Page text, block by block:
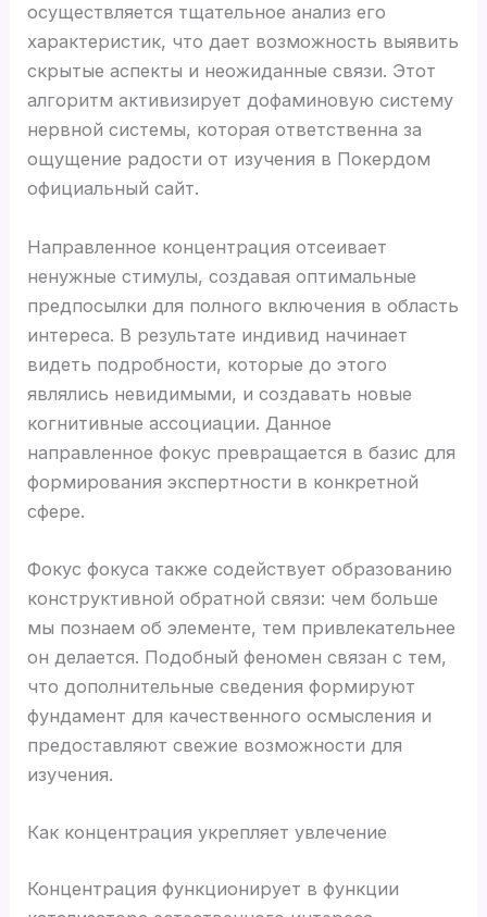
осуществляется тщательное анализ его
характеристик, что дает возможность выявить
скрытые аспекты и неожиданные связи. Этот
алгоритм активизирует дофаминовую систему
нервной системы, которая ответственна за
ощущение радости от изучения в Покердом
официальный сайт.
Направленное концентрация отсеивает
ненужные стимулы, создавая оптимальные
предпосылки для полного включения в область
интереса. В результате индивид начинает
видеть подробности, которые до этого
являлись невидимыми, и создавать новые
когнитивные ассоциации. Данное
направленное фокус превращается в базис для
формирования экспертности в конкретной
сфере.
Фокус фокуса также содействует образованию
конструктивной обратной связи: чем больше
мы познаем об элементе, тем привлекательнее
он делается. Подобный феномен связан с тем,
что дополнительные сведения формируют
фундамент для качественного осмысления и
предоставляют свежие возможности для
изучения.
Как концентрация укрепляет увлечение
Концентрация функционирует в функции